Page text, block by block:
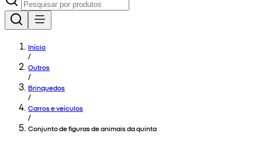
Início
/
Outros
/
Brinquedos
/
Carros e veículos
/
Conjunto de figuras de animais da quinta